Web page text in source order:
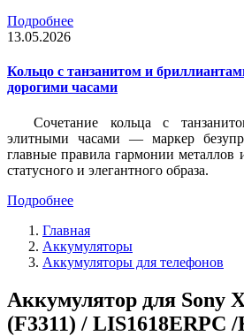
Подробнее
13.05.2026
Кольцо с танзанитом и
дорогими часами
Сочетание кольца с
элитными часами — маркер
главные правила гармонии металлов
статусного и элегантного образа.
Подробнее
Главная
Аккумуляторы
Аккумуляторы для телефонов
Аккумулятор для Sony
(F3311) / LIS1618ERPC /